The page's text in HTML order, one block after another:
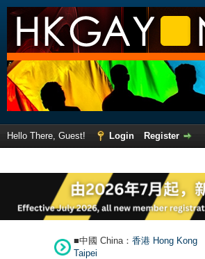
Hello There, Guest! Login
Register
■中國 China： 香港 Hong Kong
Taipei